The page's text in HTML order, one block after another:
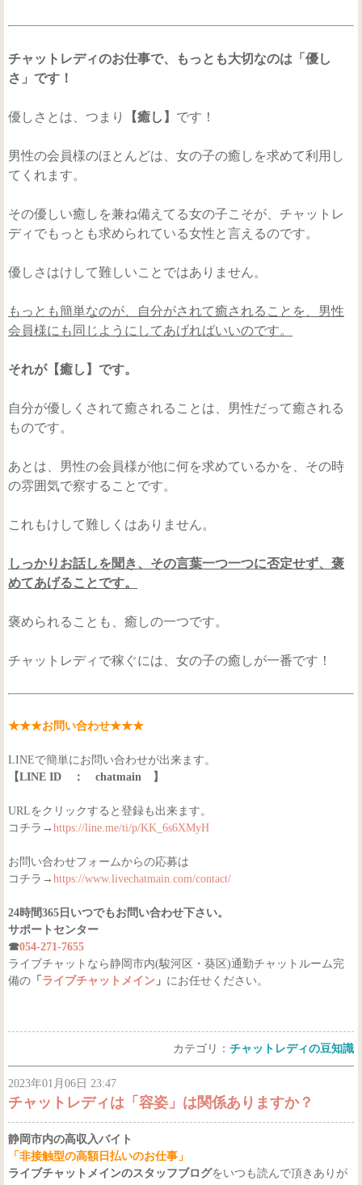
チャットレディのお仕事で、もっとも大切なのは「優し
さ」です！
優しさとは、つまり 【癒し】 です！
男性の会員様のほとんどは、女の子の癒しを求めて利用し
てくれます。
その優しい癒しを兼ね備えてる女の子こそが、チャットレ
ディでもっとも求められている女性と言えるのです。
優しさはけして難しいことではありません。
もっとも簡単なのが、自分がされて癒されることを、男性
会員様にも同じようにしてあげればいいのです。
それが【癒し】です。
自分が優しくされて癒されることは、男性だって癒される
ものです。
あとは、男性の会員様が他に何を求めているかを、その時
の雰囲気で察することです。
これもけして難しくはありません。
しっかりお話しを聞き、その言葉一つ一つに否定せず、褒
めてあげることです。
褒められることも、癒しの一つです。
チャットレディで稼ぐには、女の子の癒しが一番です！
★★★お問い合わせ★★★
LINEで簡単にお問い合わせが出来ます。
【LINE ID ： chatmain 】
URLをクリックすると登録も出来ます。
コチラ→ https://line.me/ti/p/KK_6s6XMyH
お問い合わせフォームからの応募は
コチラ→ https://www.livechatmain.com/contact/
24時間365日いつでもお問い合わせ下さい。
サポートセンター
☎054-271-7655
ライブチャットなら静岡市内(駿河区・葵区)通勤チャットルーム完
備の 「 ライブチャットメイン 」 にお任せください。
カテゴリ： チャットレディの豆知識
2023年01月06日 23:47
チャットレディは「容姿」は関係ありますか？
静岡市内の高収入バイト
「非接触型の高額日払いのお仕事」
ライブチャットメインのスタッフブログをいつも読んで頂きありが